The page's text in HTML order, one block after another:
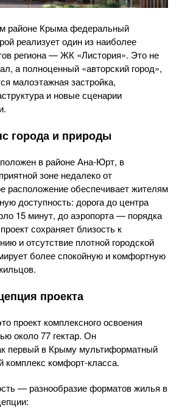
районе Крыма федеральный
реализует один из наиболее
региона — ЖК «Листория». Это не
а полноценный «авторский город»,
малоэтажная застройка,
и новые сценарии
города и природы
в районе Ана-Юрт, в
зоне недалеко от
расположение обеспечивает жителям
доступность: дорога до центра
15 минут, до аэропорта — порядка
сохраняет близость к
и отсутствие плотной городской
более спокойную и комфортную
проекта
проект комплексного освоения
около 77 гектар. Он
первый в Крыму мультиформатный
комфорт-класса.
— разнообразие форматов жилья в